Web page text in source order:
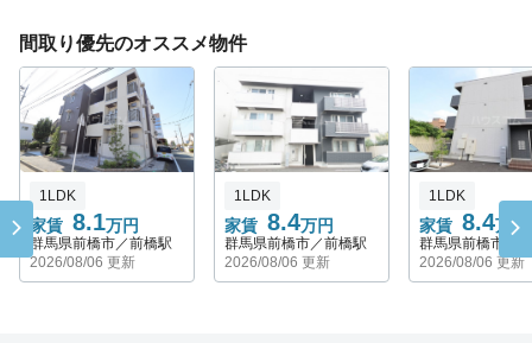
間取り優先のオススメ物件
家賃 8.1万円
1LDK
群馬県前橋市／前橋駅
2026/08/06 更新
家賃 8.4万円
1LDK
群馬県前橋市／前橋駅
2026/08/06 更新
家賃 8.4万円
1LDK
群馬県前橋市／
2026/08/06 更新